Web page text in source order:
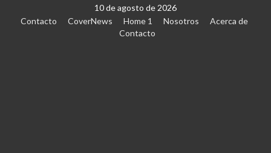
10 de agosto de 2026
Contacto
CoverNews Home 1 Nosotros
Acerca de
Contacto